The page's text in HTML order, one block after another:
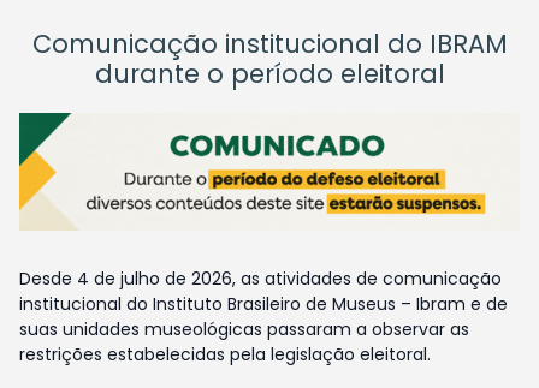
Comunicação institucional do IBRAM
durante o período eleitoral
Desde 4 de julho de 2026, as atividades de comunicação
institucional do Instituto Brasileiro de Museus – Ibram e de
suas unidades museológicas passaram a observar as
restrições estabelecidas pela legislação eleitoral.